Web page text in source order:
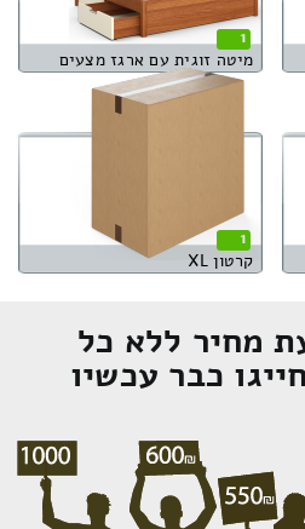
1
מיטה זוגית עם ארגז מצעים
1
קרטון XL
מחיר ללא כל
כבר עכשיו